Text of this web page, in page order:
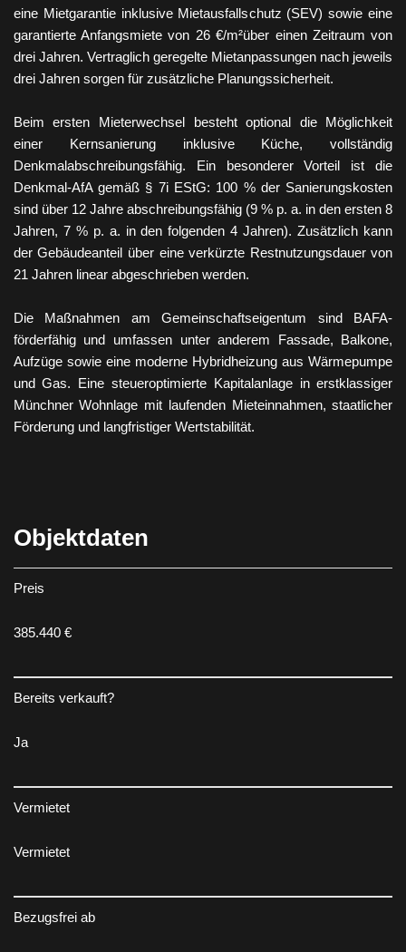
eine Mietgarantie inklusive Mietausfallschutz (SEV) sowie eine
garantierte Anfangsmiete von 26 €/m²über einen Zeitraum von
drei Jahren. Vertraglich geregelte Mietanpassungen nach jeweils
drei Jahren sorgen für zusätzliche Planungssicherheit.
Beim ersten Mieterwechsel besteht optional die Möglichkeit
einer Kernsanierung inklusive Küche, vollständig
Denkmalabschreibungsfähig. Ein besonderer Vorteil ist die
Denkmal-AfA gemäß § 7i EStG: 100 % der Sanierungskosten
sind über 12 Jahre abschreibungsfähig (9 % p. a. in den ersten 8
Jahren, 7 % p. a. in den folgenden 4 Jahren). Zusätzlich kann
der Gebäudeanteil über eine verkürzte Restnutzungsdauer von
21 Jahren linear abgeschrieben werden.
Die Maßnahmen am Gemeinschaftseigentum sind BAFA-
förderfähig und umfassen unter anderem Fassade, Balkone,
Aufzüge sowie eine moderne Hybridheizung aus Wärmepumpe
und Gas. Eine steueroptimierte Kapitalanlage in erstklassiger
Münchner Wohnlage mit laufenden Mieteinnahmen, staatlicher
Förderung und langfristiger Wertstabilität.
Objektdaten
Preis
385.440 €
Bereits verkauft?
Ja
Vermietet
Vermietet
Bezugsfrei ab